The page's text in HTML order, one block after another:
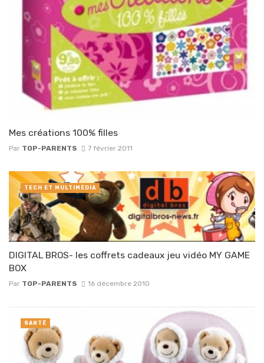
Mes créations 100% filles
Par TOP-PARENTS 7 février 2011
DIGITAL BROS- les coffrets cadeaux jeu vidéo MY GAME
BOX
Par TOP-PARENTS 16 décembre 2010
TECH ET MULTIMÉDIA
SANTÉ